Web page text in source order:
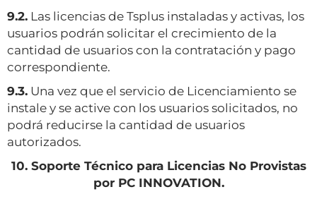
9.2. Las licencias de Tsplus instaladas y activas, los
usuarios podrán solicitar el crecimiento de la
cantidad de usuarios con la contratación y pago
correspondiente.
9.3. Una vez que el servicio de Licenciamiento se
instale y se active con los usuarios solicitados, no
podrá reducirse la cantidad de usuarios
autorizados.
10. Soporte Técnico para Licencias No Provistas
por PC INNOVATION.